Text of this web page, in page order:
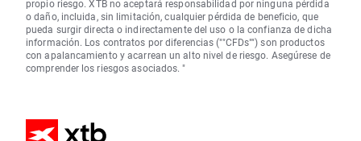
propio riesgo. XTB no aceptará responsabilidad por ninguna pérdida
o daño, incluida, sin limitación, cualquier pérdida de beneficio, que
pueda surgir directa o indirectamente del uso o la confianza de dicha
información. Los contratos por diferencias (""CFDs"") son productos
con apalancamiento y acarrean un alto nivel de riesgo. Asegúrese de
comprender los riesgos asociados. "